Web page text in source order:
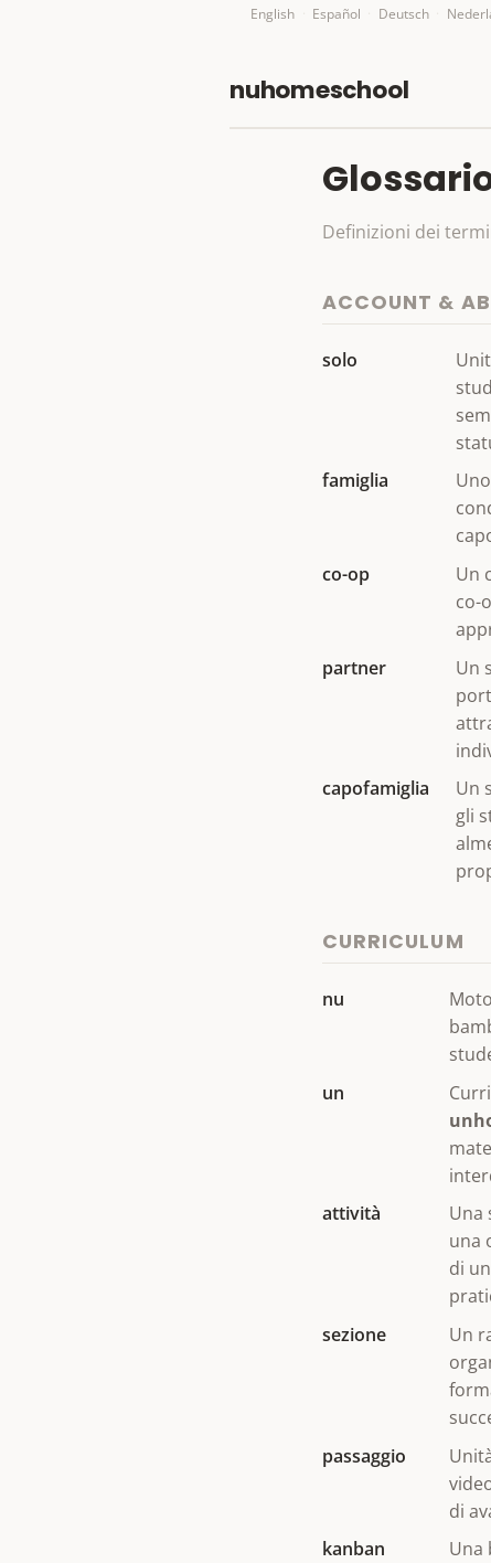
English Español Deutsch
nuhomeschool
Definizioni dei
ACCOUNT &
solo
famiglia
co-op
Un
co-
partner
Un
capofamiglia
Un
gli
CURRICULUM
nu
un
attività
Una
una
di
sezione
Un
passaggio
di
kanban
Una